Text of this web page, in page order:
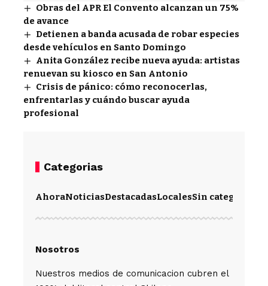
Obras del APR El Convento alcanzan un 75%
de avance
Detienen a banda acusada de robar especies
desde vehículos en Santo Domingo
Anita González recibe nueva ayuda: artistas
renuevan su kiosco en San Antonio
Crisis de pánico: cómo reconocerlas,
enfrentarlas y cuándo buscar ayuda
profesional
Categorias
AhoraNoticiasDestacadasLocalesSin categoría
Nosotros
Nuestros medios de comunicacion cubren el